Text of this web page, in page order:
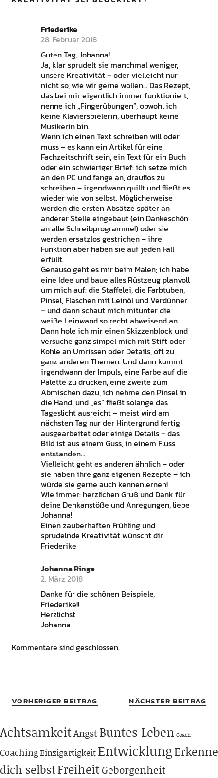
Friederike
28. Februar 2018
Guten Tag, Johanna!
Ja, klar sprudelt sie manchmal weniger,
unsere Kreativität – oder vielleicht nur
nicht so, wie wir gerne wollen… Das Rezept,
das bei mir eigentlich immer funktioniert,
nenne ich „Fingerübungen“, obwohl ich
keine Klavierspielerin, überhaupt keine
Musikerin bin.
Wenn ich einen Text schreiben will oder
muss – es kann ein Artikel für eine
Fachzeitschrift sein, ein Text für ein Buch
oder ein schwieriger Brief: ich setze mich
an den PC und fange an, drauflos zu
schreiben – irgendwann quillt und fließt es
wieder wie von selbst. Möglicherweise
werden die ersten Absätze später an
anderer Stelle eingebaut (ein Dankeschön
an alle Schreibprogramme!) oder sie
werden ersatzlos gestrichen – ihre
Funktion aber haben sie auf jeden Fall
erfüllt.
Genauso geht es mir beim Malen; ich habe
eine Idee und baue alles Rüstzeug planvoll
um mich auf: die Staffelei, die Farbtuben,
Pinsel, Flaschen mit Leinöl und Verdünner
– und dann schaut mich mitunter die
weiße Leinwand so recht abweisend an.
Dann hole ich mir einen Skizzenblock und
versuche ganz simpel mich mit Stift oder
Kohle an Umrissen oder Details, oft zu
ganz anderen Themen. Und dann kommt
irgendwann der Impuls, eine Farbe auf die
Palette zu drücken, eine zweite zum
Abmischen dazu, ich nehme den Pinsel in
die Hand, und „es“ fließt solange das
Tageslicht ausreicht – meist wird am
nächsten Tag nur der Hintergrund fertig
ausgearbeitet oder einige Details – das
Bild ist aus einem Guss, in einem Fluss
entstanden…
Vielleicht geht es anderen ähnlich – oder
sie haben ihre ganz eigenen Rezepte – ich
würde sie gerne auch kennenlernen!
Wie immer: herzlichen Gruß und Dank für
deine Denkanstöße und Anregungen, liebe
Johanna!
Einen zauberhaften Frühling und
sprudelnde Kreativität wünscht dir
Friederike
Johanna Ringe
2. März 2018
Danke für die schönen Beispiele,
Friederike!!
Herzlichst
Johanna
Kommentare sind geschlossen.
VORHERIGER BEITRAG NÄCHSTER BEITRAG
AchtsamkeitAngstBuntes Leben Coach
CoachingEinzigartigkeit EntwicklungErkenne
dich selbstFreiheit Geborgenheit